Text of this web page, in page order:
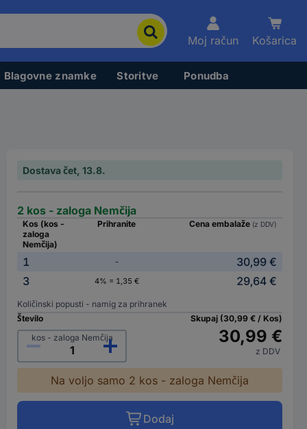
Moj račun Košarica
Blagovne znamke Storitve Ponudba
Dostava čet, 13.8.
2 kos - zaloga Nemčija
Kos (kos -
zaloga
Nemčija)
Prihranite Cena embalaže (z DDV)
1 -
30,99 €
3
4% = 1,35 € 29,64 €
Količinski popusti - namig za prihranek
Število
kos - zaloga Nemčija
Skupaj (30,99 € / Kos)
30,99 €
z DDV
Na voljo samo 2 kos - zaloga Nemčija
Dodaj